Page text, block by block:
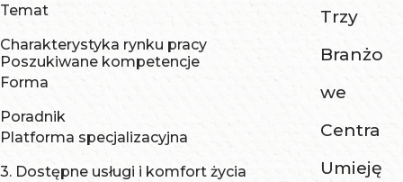
Temat
Charakterystyka rynku pracy
Poszukiwane kompetencje
Forma
Poradnik
Platforma specjalizacyjna
3. Dostępne usługi i komfort życia
Trzy
Branżo
we
Centra
Umieję